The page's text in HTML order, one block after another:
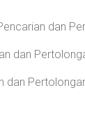
dan
dan
dan